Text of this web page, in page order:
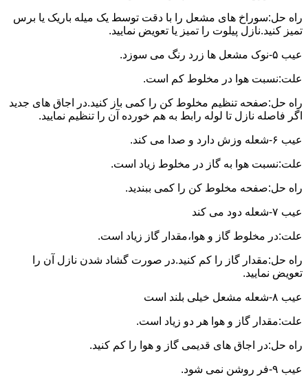
راه حل:سوراخ های مشعل را با دقت توسط یک میله باریک یا برس
تمیز کنید.نازل پیلوت را تمیز یا تعویض نمایید.
عیب ۵-نوک مشعل ها زرد رنگ می سوزد.
علت:نسبت هوا در مخلوط کم است.
راه حل:صفحه تنظیم مخلوط کن را کمی باز کنید.در اجاق های جدید
اگر فاصله نازل تا لوله رابط به هم خورده آن را تنظیم نمایید.
عیب ۶-شعله وزش دارد و صدا می کند.
علت:نسبت هوا به گاز در مخلوط زیاد است.
راه حل:صفحه مخلوط کن را کمی ببندید.
عیب ۷-شعله دود می کند
علت:در مخلوط گاز و هوا،مقدار گاز زیاد است.
راه حل:مقدار گاز را کم کنید.در صورت گشاد شدن نازل آن را
تعویض نمایید.
عیب ۸-شعله مشعل خیلی بلند است
علت:مقدار گاز و هوا هر دو زیاد است.
راه حل:در اجاق های قدیمی گاز و هوا را کم کنید.
عیب ۹-فر روشن نمی شود.